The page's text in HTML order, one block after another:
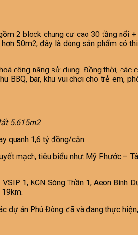
2 block chung cư cao 30 tầng nổi
50m2, đây là dòng sản phẩm có
công năng sử dụng. Đồng thời, các
BBQ, bar, khu vui chơi cho trẻ em,
5.615m2
quanh 1,6 tỷ đồng/căn.
mạch, tiêu biểu như: Mỹ Phước –
1, KCN Sóng Thần 1, Aeon Bình
19km.
dự án Phú Đông đã và đang thực